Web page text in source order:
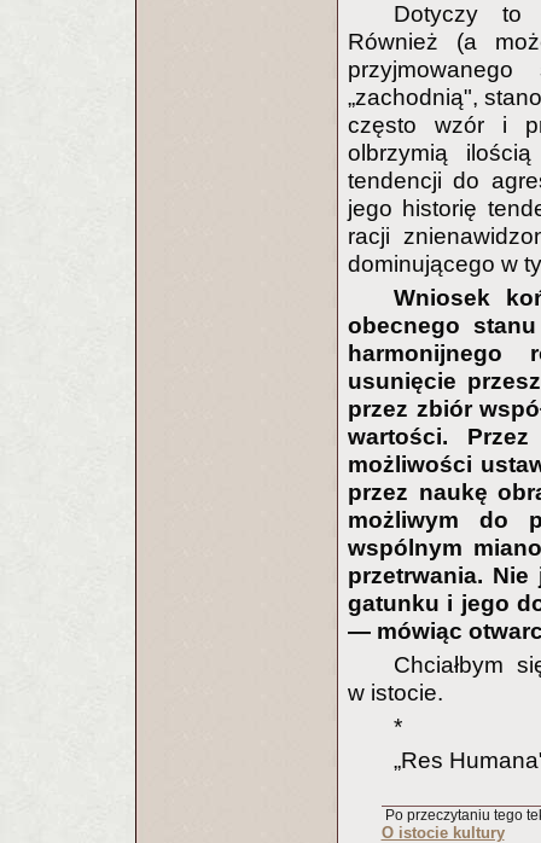
Dotyczy to
Również (a
„zachodnią",
często wzór i
olbrzymią
tendencji do
jego historię
racji
dominującego w
Wniosek
obecnego
harmonijnego
usunięcie
przez zbiór
wartości.
możliwości
przez naukę
możliwym do
wspólnym
przetrwania. Nie
gatunku i jego
— mówiąc
Chciałbym
w istocie.
*
„Res
Po przeczytaniu tego
O istocie kultury